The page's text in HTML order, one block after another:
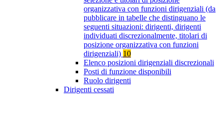
organizzativa con funzioni dirigenziali (da
pubblicare in tabelle che distinguano le
seguenti situazioni: dirigenti, dirigenti
individuati discrezionalmente, titolari di
posizione organizzativa con funzioni
dirigenziali) 10
Elenco posizioni dirigenziali discrezionali
Posti di funzione disponibili
Ruolo dirigenti
Dirigenti cessati